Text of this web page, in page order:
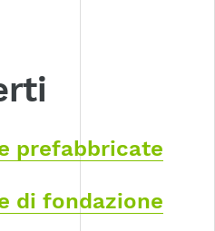
prefabbricate
di fondazione